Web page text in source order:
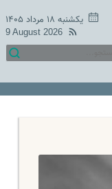
یکشنبه ۱۸ مرداد ۱۴۰۵
9 August 2026